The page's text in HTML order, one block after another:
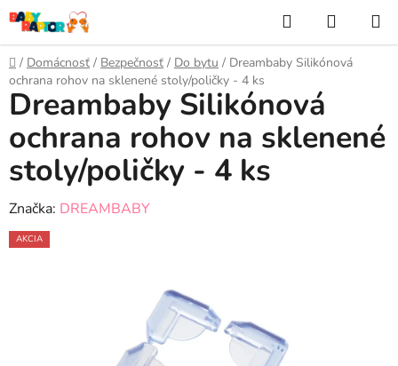
Prejsť
na
obsah
Hľadať
KOŠÍK
Domov
/ Domácnosť / Bezpečnosť / Do bytu / Dreambaby Silikónová
ochrana rohov na sklenené stoly/poličky - 4 ks
Dreambaby Silikónová
ochrana rohov na sklenené
stoly/poličky - 4 ks
Značka: DREAMBABY
AKCIA